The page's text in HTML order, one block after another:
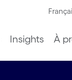
Insights À